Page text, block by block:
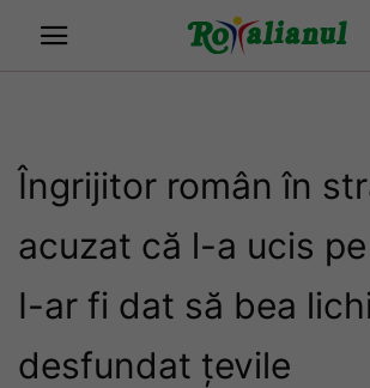
Îngrijitor român în
acuzat că l-a ucis
I-ar fi dat să bea
desfundat țevile